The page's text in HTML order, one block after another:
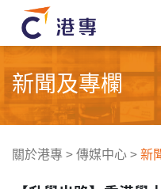
新聞及專欄
關於港專>傳媒中心>新